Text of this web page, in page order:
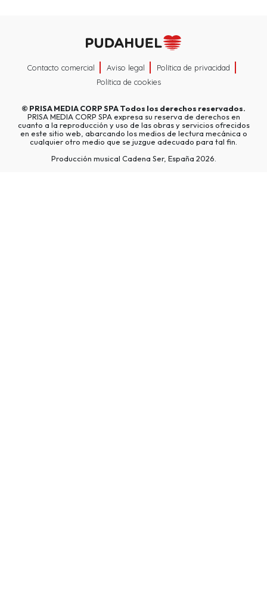
Contacto comercial Aviso legal
Política de privacidad
Política de cookies
© PRISA MEDIA CORP SPATodos los derechos reservados.
PRISA MEDIA CORP SPA expresa su reserva de derechos en
cuanto a la reproducción y uso de las obras y servicios ofrecidos
en este sitio web, abarcando los medios de lectura mecánica o
cualquier otro medio que se juzgue adecuado para tal fin.
Producción musical Cadena Ser, España 2026.